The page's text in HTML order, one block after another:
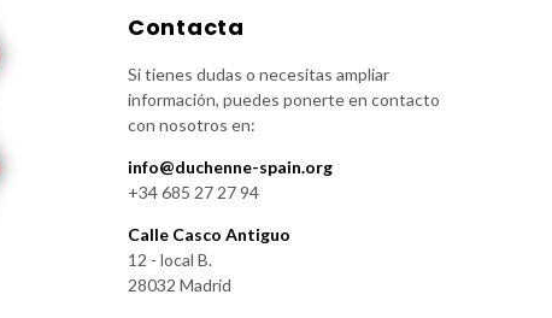
Contacta
Si tienes dudas o necesitas ampliar
información, puedes ponerte en contacto
con nosotros en:
info@duchenne-spain.org
+34 685 27 27 94
Calle Casco Antiguo
12 - local B.
28032 Madrid